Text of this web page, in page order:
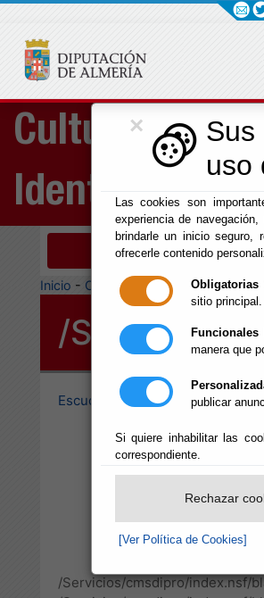
×
uso
Las cookies son
experiencia de
brindarle un inicio seguro,
ofrecerle contenido
Obligatorias
sitio principal.
Funcionales
manera que
publicar
Si quiere inhabilitar las
correspondiente.
Rechazar
[Ver Política de Cookies]
Cultura, Cine e
Identidad
Menú Cultura
Inicio - Cultura y Cine -
/Servicios/
Escuchar
/Servicios/cmsdipro/index.nsf/